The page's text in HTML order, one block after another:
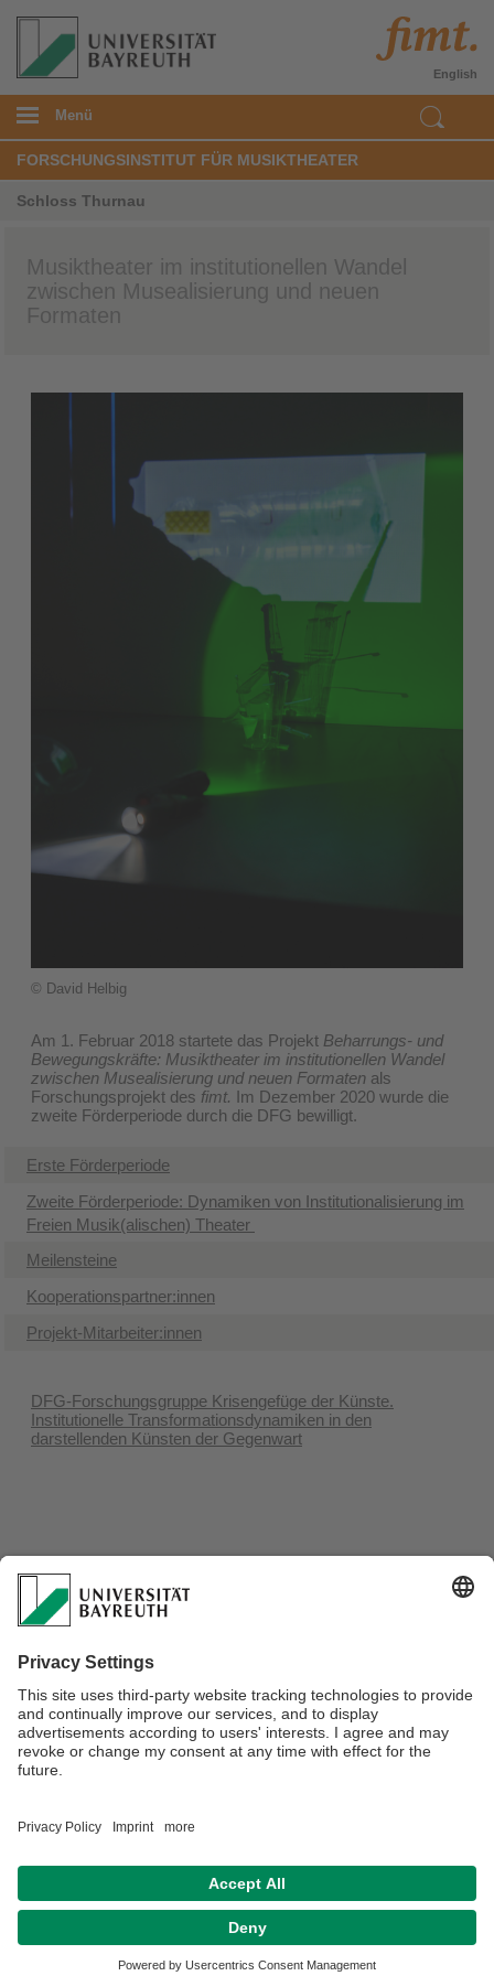
English
Menü
FORSCHUNGSINSTITUT FÜR MUSIKTHEATER
Schloss Thurnau
Musiktheater im institutionellen Wandel
zwischen Musealisierung und neuen
Formaten
© David Helbig
Am 1. Februar 2018 startete das Projekt Beharrungs- und
Bewegungskräfte: Musiktheater im institutionellen Wandel
zwischen Musealisierung und neuen Formaten als
Forschungsprojekt des fimt.
Im Dezember 2020 wurde die
zweite Förderperiode durch die DFG bewilligt.
Erste Förderperiode
Zweite Förderperiode: ​Dynamiken von Institutionalisierung im
Freien Musik(alischen) Theater
Meilensteine
Kooperationspartner:innen
Projekt-Mitarbeiter:innen
DFG-Forschungsgruppe Krisengefüge der Künste.
Institutionelle Transformationsdynamiken in den
darstellenden Künsten der Gegenwart
Disclaimer/Datenschutzerklärung
Hausordnung
Kontakt Sitemap